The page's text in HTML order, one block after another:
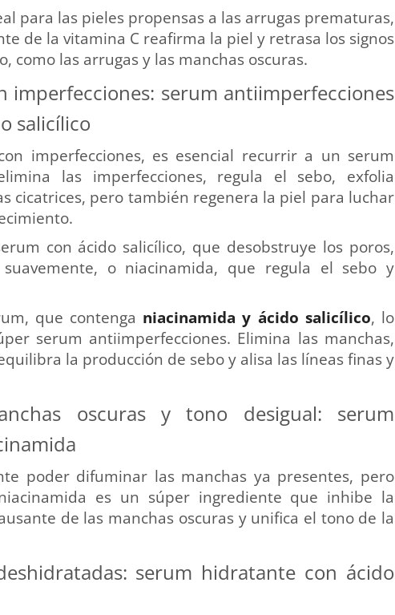
para las pieles propensas a las arrugas prematuras,
de la vitamina C reafirma la piel y retrasa los signos
como las arrugas y las manchas oscuras.
imperfecciones: serum antiimperfecciones
salicílico
imperfecciones, es esencial recurrir a un serum
las imperfecciones, regula el sebo, exfolia
cicatrices, pero también regenera la piel para luchar
con ácido salicílico, que desobstruye los poros,
o niacinamida, que regula el sebo y
que contenga niacinamida y ácido salicílico, lo
serum antiimperfecciones. Elimina las manchas,
la producción de sebo y alisa las líneas finas y
oscuras y tono desigual: serum
poder difuminar las manchas ya presentes, pero
es un súper ingrediente que inhibe la
de las manchas oscuras y unifica el tono de la
serum hidratante con ácido